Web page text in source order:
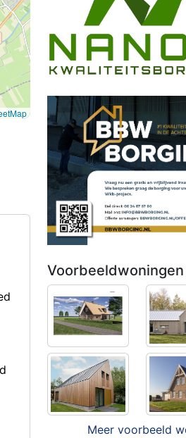
Voorbeeldwoningen
Meer voorbeeld